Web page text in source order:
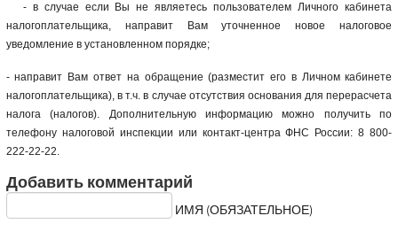
- в случае если Вы не являетесь пользователем Личного кабинета
налогоплательщика, направит Вам уточненное новое налоговое
уведомление в установленном порядке;
- направит Вам ответ на обращение (разместит его в Личном кабинете
налогоплательщика), в т.ч. в случае отсутствия основания для перерасчета
налога (налогов). Дополнительную информацию можно получить по
телефону налоговой инспекции или контакт-центра ФНС России: 8 800-
222-22-22.
Добавить комментарий
ИМЯ (ОБЯЗАТЕЛЬНОЕ)